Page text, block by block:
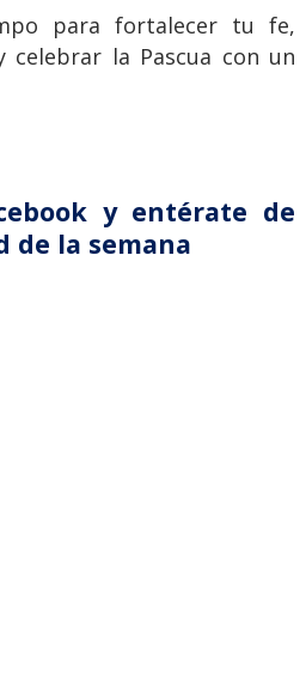
para fortalecer tu fe,
la Pascua con un
y entérate de
de la semana